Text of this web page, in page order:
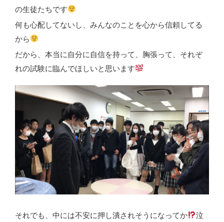
の生徒たちです
何も心配してないし、みんなのことを心から信頼してる
から
だから、本当に自分に自信を持って、胸張って、それぞ
れの試験に臨んでほしいと思います
それでも、中には不安に押し潰されそうになってか
泣